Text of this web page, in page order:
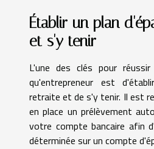
Établir un plan
et s'y tenir
L'une des clés pour
qu'entrepreneur est
retraite et de s'y tenir. Il est
en place un prélèvement
votre compte bancaire afin
déterminée sur un compte